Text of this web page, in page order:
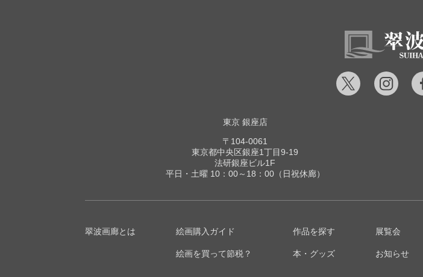
東京 銀座店
〒104-0061
東京都中央区銀座1丁目9-19
法研銀座ビル1F
平日・土曜 10：00～18：00（日祝休廊）
翠波画廊とは 絵画購入ガイド
絵画を買って節税？
作品を探す
本・グッズ
展覧会
お知らせ